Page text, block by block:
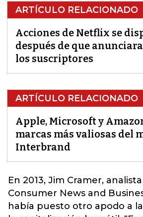
ARTÍCULO RELACIONADO
Acciones de Netflix se
después de que
los suscriptores
ARTÍCULO RELACIONADO
Apple, Microsoft y
marcas más valiosas del
Interbrand
En 2013, Jim Cramer,
Consumer News and
había puesto otro apodo a